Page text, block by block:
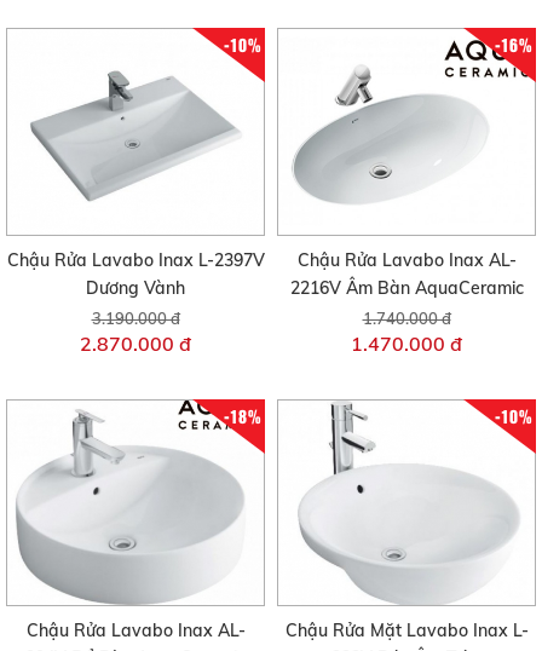
-10%
Chậu Rửa Lavabo Inax L-2397V
Dương Vành
3.190.000 đ
2.870.000 đ
-16%
Chậu Rửa Lavabo Inax AL-
2216V Âm Bàn AquaCeramic
1.740.000 đ
1.470.000 đ
-18%
Chậu Rửa Lavabo Inax AL-
-10%
Chậu Rửa Mặt Lavabo Inax L-